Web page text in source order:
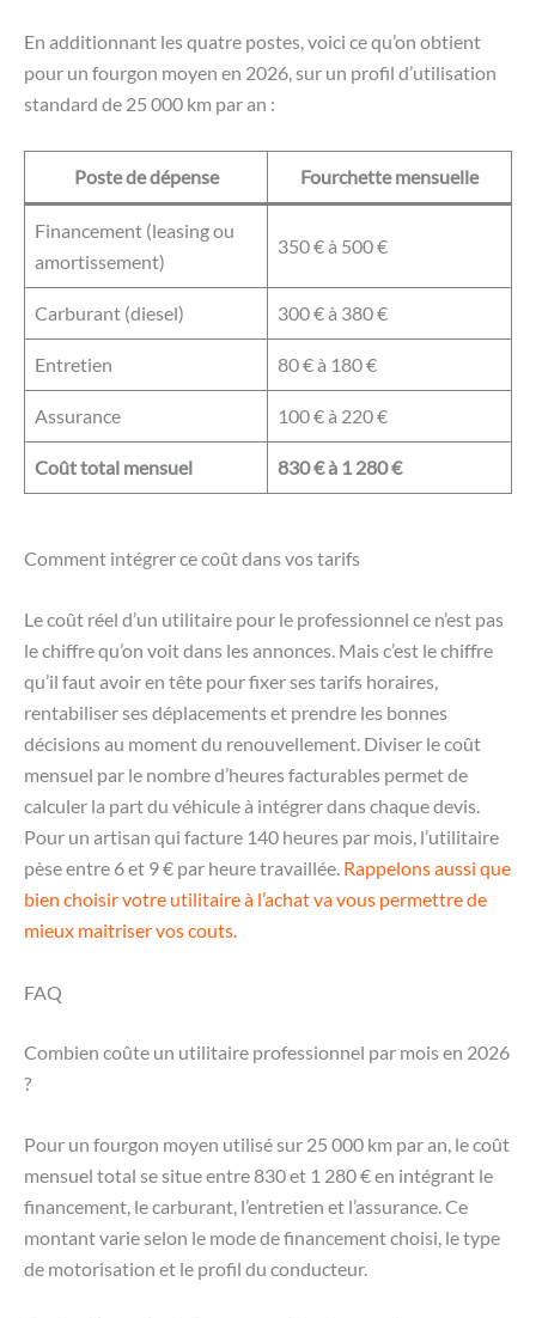
En additionnant les quatre postes, voici ce qu’on obtient
pour un fourgon moyen en 2026, sur un profil d’utilisation
standard de 25 000 km par an :
Poste de dépense Fourchette mensuelle
Financement (leasing ou
amortissement)
350 € à 500 €
Carburant (diesel) 300 € à 380 €
Entretien 80 € à 180 €
Assurance 100 € à 220 €
Coût total mensuel 830 € à 1 280 €
Comment intégrer ce coût dans vos tarifs
Le coût réel d’un utilitaire pour le professionnel ce n’est pas
le chiffre qu’on voit dans les annonces. Mais c’est le chiffre
qu’il faut avoir en tête pour fixer ses tarifs horaires,
rentabiliser ses déplacements et prendre les bonnes
décisions au moment du renouvellement. Diviser le coût
mensuel par le nombre d’heures facturables permet de
calculer la part du véhicule à intégrer dans chaque devis.
Pour un artisan qui facture 140 heures par mois, l’utilitaire
pèse entre 6 et 9 € par heure travaillée. Rappelons aussi que
bien choisir votre utilitaire à l’achat va vous permettre de
mieux maitriser vos couts.
FAQ
Combien coûte un utilitaire professionnel par mois en 2026
?
Pour un fourgon moyen utilisé sur 25 000 km par an, le coût
mensuel total se situe entre 830 et 1 280 € en intégrant le
financement, le carburant, l’entretien et l’assurance. Ce
montant varie selon le mode de financement choisi, le type
de motorisation et le profil du conducteur.